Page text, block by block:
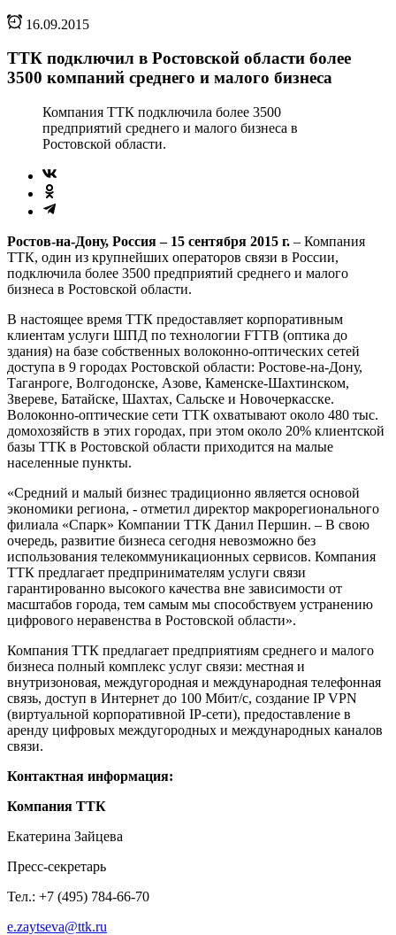
16.09.2015
ТТК подключил в Ростовской области более
3500 компаний среднего и малого бизнеса
Компания ТТК подключила более 3500
предприятий среднего и малого бизнеса в
Ростовской области.
Ростов-на-Дону, Россия – 15 сентября 2015 г. – Компания
ТТК, один из крупнейших операторов связи в России,
подключила более 3500 предприятий среднего и малого
бизнеса в Ростовской области.
В настоящее время ТТК предоставляет корпоративным
клиентам услуги ШПД по технологии FTTB (оптика до
здания) на базе собственных волоконно-оптических сетей
доступа в 9 городах Ростовской области: Ростове-на-Дону,
Таганроге, Волгодонске, Азове, Каменске-Шахтинском,
Звереве, Батайске, Шахтах, Сальске и Новочеркасске.
Волоконно-оптические сети ТТК охватывают около 480 тыс.
домохозяйств в этих городах, при этом около 20% клиентской
базы ТТК в Ростовской области приходится на малые
населенные пункты.
«Средний и малый бизнес традиционно является основой
экономики региона, - отметил директор макрорегионального
филиала «Спарк» Компании ТТК Данил Першин. – В свою
очередь, развитие бизнеса сегодня невозможно без
использования телекоммуникационных сервисов. Компания
ТТК предлагает предпринимателям услуги связи
гарантированно высокого качества вне зависимости от
масштабов города, тем самым мы способствуем устранению
цифрового неравенства в Ростовской области».
Компания ТТК предлагает предприятиям среднего и малого
бизнеса полный комплекс услуг связи: местная и
внутризоновая, междугородная и международная телефонная
связь, доступ в Интернет до 100 Мбит/с, создание IP VPN
(виртуальной корпоративной IP-сети), предоставление в
аренду цифровых междугородных и международных каналов
связи.
Контактная информация:
Компания ТТК
Екатерина Зайцева
Пресс-секретарь
Тел.: +7 (495) 784-66-70
e.zaytseva@ttk.ru